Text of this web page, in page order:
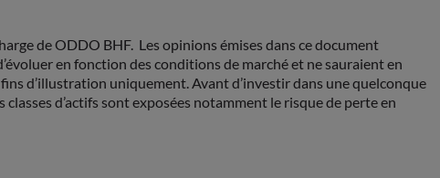
de ODDO BHF. Les opinions émises dans ce document
en fonction des conditions de marché et ne sauraient en
d’illustration uniquement. Avant d’investir dans une quelconque
d’actifs sont exposées notamment le risque de perte en